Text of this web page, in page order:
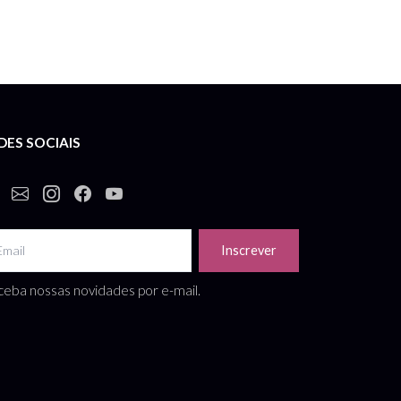
SOCIAIS
Inscrever
nossas novidades por e-mail.